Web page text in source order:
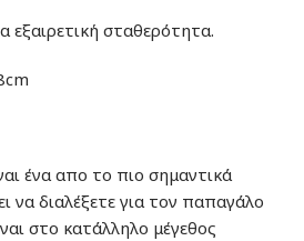
εξαιρετική σταθερότητα.
ένα απο το πιο σημαντικά
να διαλέξετε για τον παπαγάλο
στο κατάλληλο μέγεθος